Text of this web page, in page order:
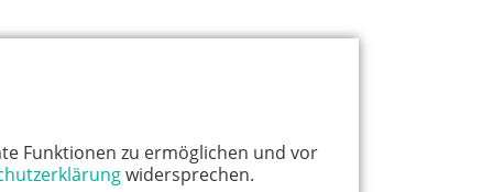
Funktionen zu ermöglichen und vor
widersprechen.